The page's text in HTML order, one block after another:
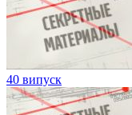
40 випуск